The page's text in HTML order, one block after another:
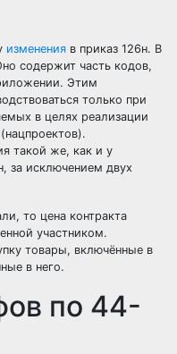
изменения в приказ 126н. В
содержит часть кодов,
Этим
только при
в целях реализации
такой же, как и у
за исключением двух
то цена контракта
участником.
товары, включённые в
в него.
по 44-